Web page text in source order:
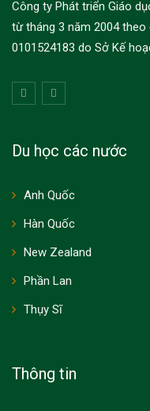
Công ty Phát triển Giáo
từ tháng 3 năm 2004 theo
0101524183 do Sở Kế
Du học các nước
Anh Quốc
Hàn Quốc
New Zealand
Phần Lan
Thụy Sĩ
Thông tin